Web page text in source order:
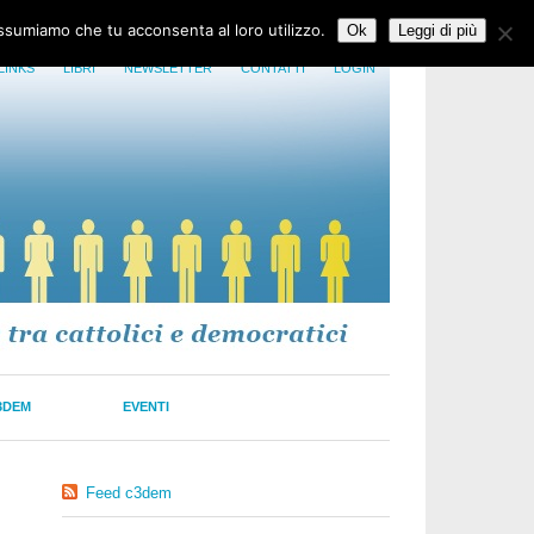
LIBRI NEWSLETTER CONTATTI LOGIN
EVENTI
Feed c3dem
che tu acconsenta al loro utilizzo. Ok Leggi di più